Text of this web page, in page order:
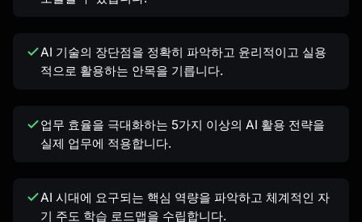
AI 기술의 장단점을 정확히 파악하고 윤리적이고 실용
적으로 활용하는 안목을 기릅니다.
업무 효율을 극대화하는 5가지 이상의 AI 활용 전략을
실제 업무에 적용합니다.
AI 시대에 요구되는 핵심 역량을 파악하고 체계적인 자
기 주도 학습 로드맵을 수립합니다.